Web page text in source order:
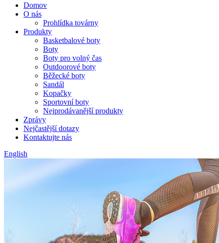
Domov
O nás
Prohlídka továrny
Produkty
Basketbalové boty
Boty
Boty pro volný čas
Outdoorové boty
Běžecké boty
Sandál
Kopačky
Sportovní boty
Nejprodávanější produkty
Zprávy
Nejčastější dotazy
Kontaktujte nás
English